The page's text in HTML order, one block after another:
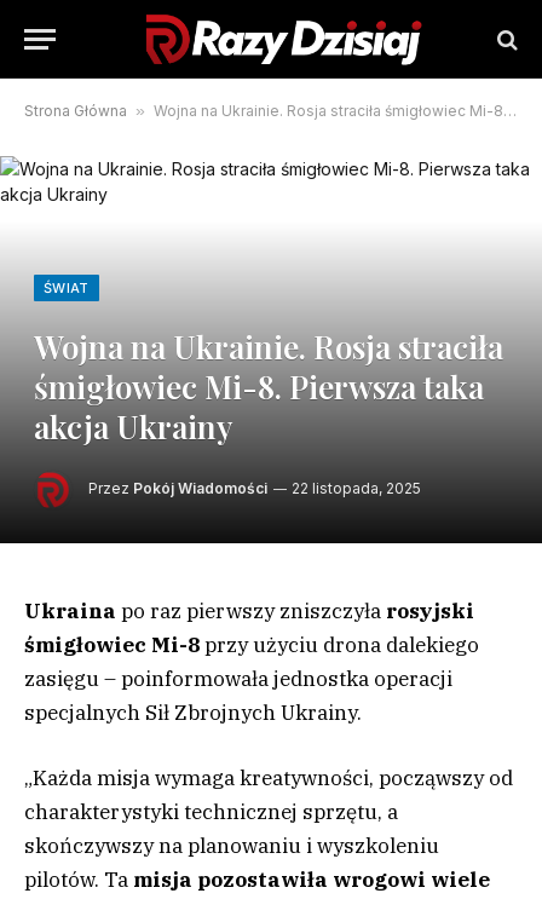
Strona Główna » Wojna na Ukrainie. Rosja straciła śmigłowiec Mi-8. Pierwsza taka akcja Ukrainy
ŚWIAT
Wojna na Ukrainie. Rosja straciła
śmigłowiec Mi-8. Pierwsza taka
akcja Ukrainy
Przez Pokój Wiadomości 22 listopada, 2025
Ukraina po raz pierwszy zniszczyła rosyjski
śmigłowiec Mi-8przy użyciu drona dalekiego
zasięgu – poinformowała jednostka operacji
specjalnych Sił Zbrojnych Ukrainy.
„Każda misja wymaga kreatywności, począwszy od
charakterystyki technicznej sprzętu, a
skończywszy na planowaniu i wyszkoleniu
pilotów. Ta misja pozostawiła wrogowi wiele